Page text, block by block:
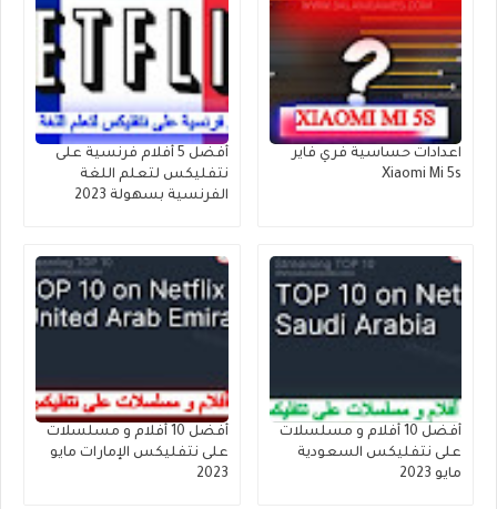
اعدادات حساسية فري فاير
Xiaomi Mi 5s
أفضل 5 أفلام فرنسية على
نتفليكس لتعلم اللغة
الفرنسية بسهولة 2023
أفضل 10 أفلام و مسلسلات
على نتفليكس السعودية
مايو 2023
أفضل 10 أفلام و مسلسلات
على نتفليكس الإمارات مايو
2023